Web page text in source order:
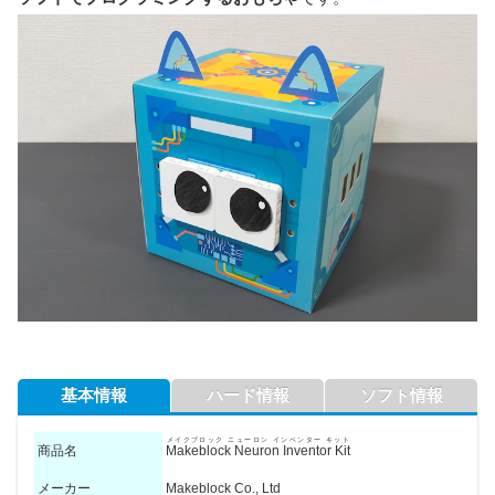
基本情報
商品名 Makeblock Neuron Inventor Kit
メイクブロック ニューロン インベンター キット
メーカー Makeblock Co., Ltd
ハード情報 ソフト情報